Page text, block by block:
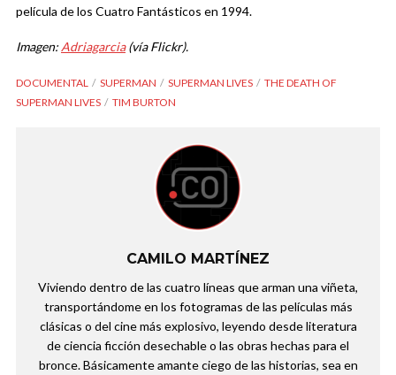
película de los Cuatro Fantásticos en 1994.
Imagen: Adriagarcia(vía Flickr).
DOCUMENTAL SUPERMAN SUPERMAN LIVES
THE DEATH OF
SUPERMAN LIVES
TIM BURTON
CAMILO MARTÍNEZ
Viviendo dentro de las cuatro líneas que arman una viñeta,
transportándome en los fotogramas de las películas más
clásicas o del cine más explosivo, leyendo desde literatura
de ciencia ficción desechable o las obras hechas para el
bronce. Básicamente amante ciego de las historias, sea en